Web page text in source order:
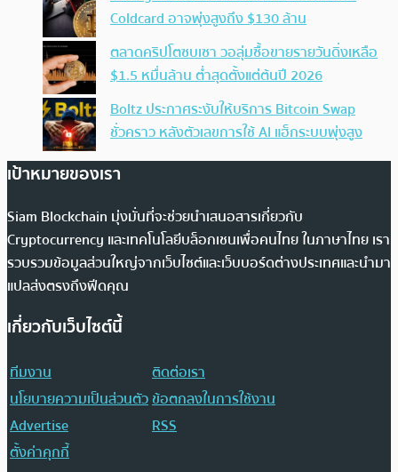
Coldcard อาจพุ่งสูงถึง $130 ล้าน
ตลาดคริปโตซบเซา วอลุ่มซื้อขายรายวันดิ่งเหลือ
$1.5 หมื่นล้าน ต่ำสุดตั้งแต่ต้นปี 2026
Boltz ประกาศระงับให้บริการ Bitcoin Swap
ชั่วคราว หลังตัวเลขการใช้ AI แฮ็กระบบพุ่งสูง
เป้าหมายของเรา
Siam Blockchain มุ่งมั่นที่จะช่วยนำเสนอสารเกี่ยวกับ
Cryptocurrency และเทคโนโลยีบล็อกเชนเพื่อคนไทย ในภาษาไทย เรา
รวบรวมข้อมูลส่วนใหญ่จากเว็บไซต์และเว็บบอร์ดต่างประเทศและนำมา
แปลส่งตรงถึงฟีดคุณ
เกี่ยวกับเว็บไซต์นี้
ทีมงาน
ติดต่อเรา
นโยบายความเป็นส่วนตัวข้อตกลงในการใช้งาน
Advertise
RSS
ตั้งค่าคุกกี้